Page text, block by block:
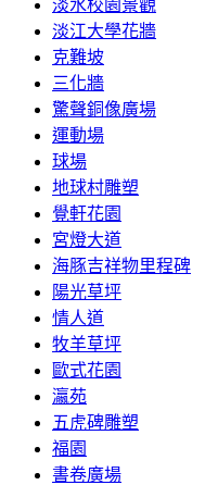
淡水校園景觀
淡江大學花牆
克難坡
三化牆
驚聲銅像廣場
運動場
球場
地球村雕塑
覺軒花園
宮燈大道
海豚吉祥物里程碑
陽光草坪
情人道
牧羊草坪
歐式花園
瀛苑
五虎碑雕塑
福園
書卷廣場